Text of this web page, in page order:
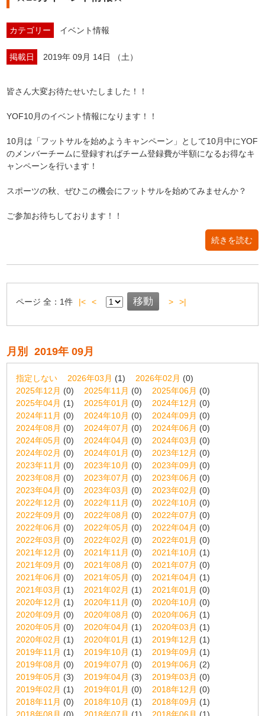
カテゴリー イベント情報
掲載日 2019年 09月 14日 （土）
皆さん大変お待たせいたしました！！
YOF10月のイベント情報になります！！
10月は「フットサルを始めようキャンペーン」として10月中にYOF
のメンバーチームに登録すればチーム登録費が半額になるお得なキ
ャンペーンを行います！
スポーツの秋、ぜひこの機会にフットサルを始めてみませんか？
ご参加お待ちしております！！
続きを読む
ページ 全： 1件 |< < > >|
月別 2019年 09月
指定しない 2026年03月 (1) 2026年02月 (0)
2025年12月 (0) 2025年11月 (0) 2025年06月 (0)
2025年04月 (1) 2025年01月 (0) 2024年12月 (0)
2024年11月 (0) 2024年10月 (0) 2024年09月 (0)
2024年08月 (0) 2024年07月 (0) 2024年06月 (0)
2024年05月 (0) 2024年04月 (0) 2024年03月 (0)
2024年02月 (0) 2024年01月 (0) 2023年12月 (0)
2023年11月 (0) 2023年10月 (0) 2023年09月 (0)
2023年08月 (0) 2023年07月 (0) 2023年06月 (0)
2023年04月 (0) 2023年03月 (0) 2023年02月 (0)
2022年12月 (0) 2022年11月 (0) 2022年10月 (0)
2022年09月 (0) 2022年08月 (0) 2022年07月 (0)
2022年06月 (0) 2022年05月 (0) 2022年04月 (0)
2022年03月 (0) 2022年02月 (0) 2022年01月 (0)
2021年12月 (0) 2021年11月 (0) 2021年10月 (1)
2021年09月 (0) 2021年08月 (0) 2021年07月 (0)
2021年06月 (0) 2021年05月 (0) 2021年04月 (1)
2021年03月 (1) 2021年02月 (1) 2021年01月 (0)
2020年12月 (1) 2020年11月 (0) 2020年10月 (0)
2020年09月 (0) 2020年08月 (0) 2020年06月 (1)
2020年05月 (0) 2020年04月 (1) 2020年03月 (1)
2020年02月 (1) 2020年01月 (1) 2019年12月 (1)
2019年11月 (1) 2019年10月 (1) 2019年09月 (1)
2019年08月 (0) 2019年07月 (0) 2019年06月 (2)
2019年05月 (3) 2019年04月 (3) 2019年03月 (0)
2019年02月 (1) 2019年01月 (0) 2018年12月 (0)
2018年11月 (0) 2018年10月 (1) 2018年09月 (1)
2018年08月 (0) 2018年07月 (1) 2018年06月 (1)